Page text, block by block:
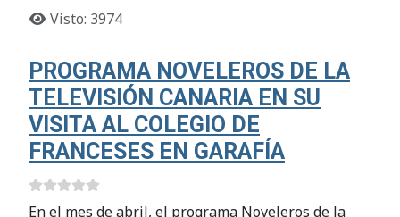
Visto: 3974
PROGRAMA NOVELEROS DE LA
TELEVISIÓN CANARIA EN SU
VISITA AL COLEGIO DE
FRANCESES EN GARAFÍA
En el mes de abril, el programa Noveleros de la